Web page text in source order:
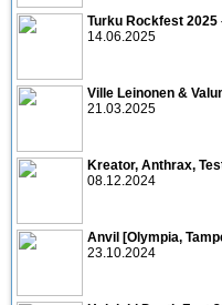
Turku Rockfest 2025
14.06.2025
Ville Leinonen &
21.03.2025
Kreator, Anthrax,
08.12.2024
Anvil [Olympia,
23.10.2024